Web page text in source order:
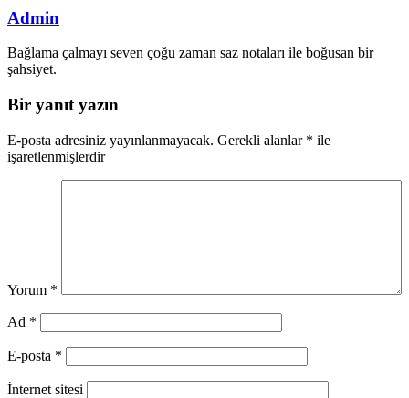
Admin
Bağlama çalmayı seven çoğu zaman saz notaları ile boğusan bir
şahsiyet.
Bir yanıt yazın
E-posta adresiniz yayınlanmayacak. Gerekli alanlar * ile
işaretlenmişlerdir
Yorum *
Ad *
E-posta *
İnternet sitesi